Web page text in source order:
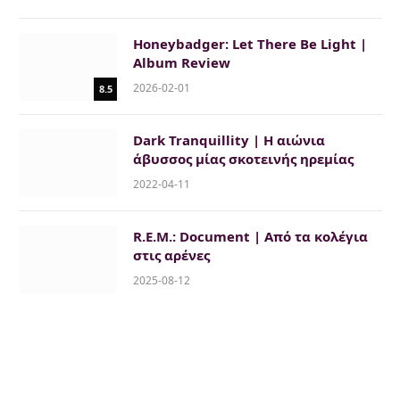
8.5
Honeybadger: Let There Be Light |
Album Review
2026-02-01
Dark Tranquillity | Η αιώνια
άβυσσος μίας σκοτεινής ηρεμίας
2022-04-11
R.E.M.: Document | Από τα κολέγια
στις αρένες
2025-08-12